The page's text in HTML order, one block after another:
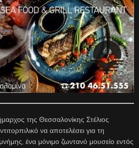
της Θεσσαλονίκης Στέλιος
να αποτελέσει για τη
ένα μόνιμο ζωντανό μουσείο εντός